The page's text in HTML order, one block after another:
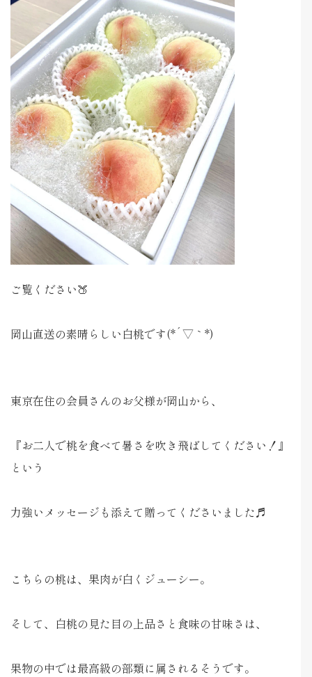
ご覧ください🍑
岡山直送の素晴らしい白桃です(*´▽｀*)
東京在住の会員さんのお父様が岡山から、
『お二人で桃を食べて暑さを吹き飛ばしてください！』
という
力強いメッセージも添えて贈ってくださいました♬
こちらの桃は、果肉が白くジューシー。
そして、白桃の見た目の上品さと食味の甘味さは、
果物の中では最高級の部類に属されるそうです。